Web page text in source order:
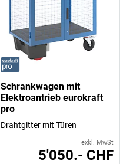
Schrankwagen mit
Elektroantrieb eurokraft
pro
Drahtgitter mit Türen
exkl. MwSt
5'050.- CHF